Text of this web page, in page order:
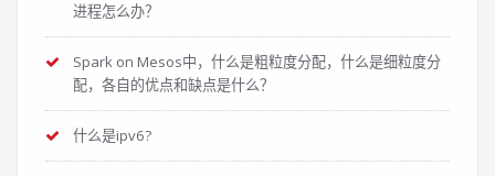
进程怎么办？
Spark on Mesos中，什么是粗粒度分配，什么是细粒度分
配，各自的优点和缺点是什么？
什么是ipv6?